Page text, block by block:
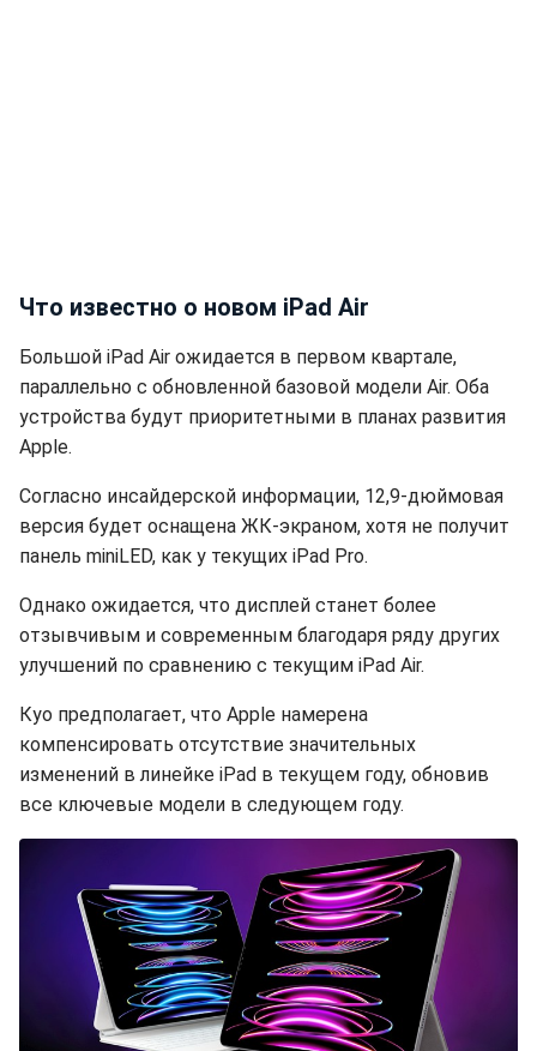
Что известно о новом iPad Air
Большой iPad Air ожидается в первом квартале,
параллельно с обновленной базовой модели Air. Оба
устройства будут приоритетными в планах развития
Apple.
Согласно инсайдерской информации, 12,9-дюймовая
версия будет оснащена ЖК-экраном, хотя не получит
панель miniLED, как у текущих iPad Pro.
Однако ожидается, что дисплей станет более
отзывчивым и современным благодаря ряду других
улучшений по сравнению с текущим iPad Air.
Куо предполагает, что Apple намерена
компенсировать отсутствие значительных
изменений в линейке iPad в текущем году, обновив
все ключевые модели в следующем году.